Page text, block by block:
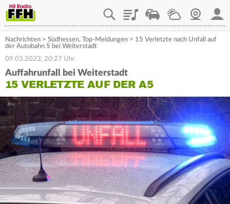
PlaylistStaupilotWetterWebcam
Nachrichten > Südhessen, Top-Meldungen > 15 Verletzte nach Unfall auf
der Autobahn 5 bei Weiterstadt
09.03.2023, 20:27 Uhr
Auffahrunfall bei Weiterstadt
15 VERLETZTE AUF DER A5